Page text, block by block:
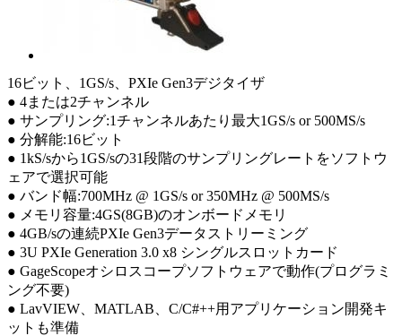
16ビット、1GS/s、PXIe Gen3デジタイザ
● 4または2チャンネル
● サンプリング:1チャンネルあたり最大1GS/s or 500MS/s
● 分解能:16ビット
● 1kS/sから1GS/sの31段階のサンプリングレートをソフトウ
ェアで選択可能
● バンド幅:700MHz @ 1GS/s or 350MHz @ 500MS/s
● メモリ容量:4GS(8GB)のオンボードメモリ
● 4GB/sの連続PXIe Gen3データストリーミング
● 3U PXIe Generation 3.0 x8 シングルスロットカード
● GageScopeオシロスコープソフトウェアで動作(プログラミ
ング不要)
● LavVIEW、MATLAB、C/C#++用アプリケーション開発キ
ットも準備